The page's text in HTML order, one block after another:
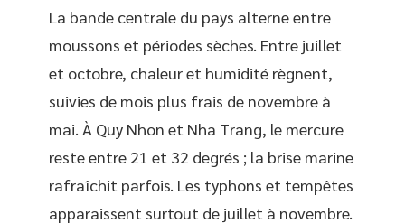
La bande centrale du pays alterne entre
moussons et périodes sèches. Entre juillet
et octobre, chaleur et humidité règnent,
suivies de mois plus frais de novembre à
mai. À Quy Nhon et Nha Trang, le mercure
reste entre 21 et 32 degrés ; la brise marine
rafraîchit parfois. Les typhons et tempêtes
apparaissent surtout de juillet à novembre.